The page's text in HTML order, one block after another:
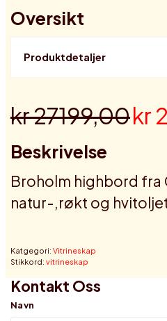
Oversikt
Produktdetaljer
kr 27199,00kr
Beskrivelse
Broholm highbord fra
natur-,røkt og
Katgegori: Vitrineskap
Stikkord: vitrineskap
Kontakt Oss
Navn